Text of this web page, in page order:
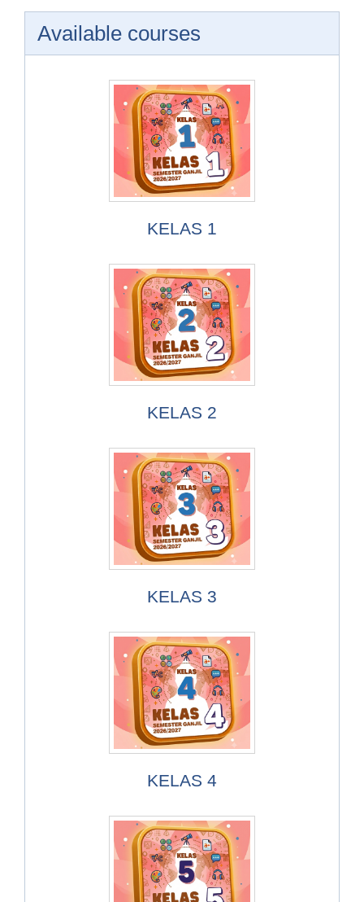
Available courses
KELAS 1
KELAS 2
KELAS 3
KELAS 4